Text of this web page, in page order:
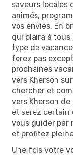
saveurs locales
animés,
vos envies. En
qui plaira à tous
type de
ferez pas
prochaines
vers Kherson
chercher et
vers Kherson
et serez certain
vous guider par
et profitez
Une fois votre